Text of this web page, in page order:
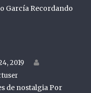
García Recordando
2019
de nostalgia Por